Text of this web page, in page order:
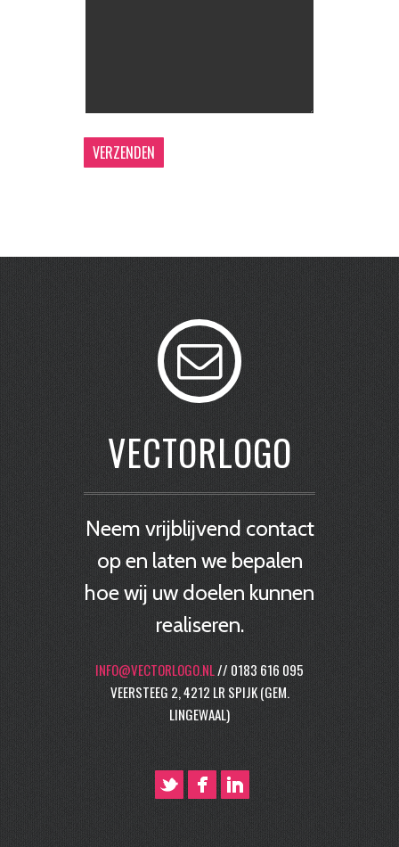
VECTORLOGO
Neem vrijblijvend contact
op en laten we bepalen
hoe wij uw doelen kunnen
realiseren.
INFO@VECTORLOGO.NL// 0183 616 095
VEERSTEEG 2, 4212 LR SPIJK (GEM.
LINGEWAAL)